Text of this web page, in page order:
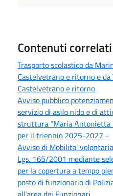
Contenuti correlati
Trasporto scolastico da
Castelvetrano e ritorno e
Castelvetrano e ritorno
Avviso pubblico
servizio di asilo nido e di
struttura “Maria Antonietta
per il triennio 2025-2027 -
Avviso di Mobilita'
Lgs. 165/2001 mediante
per la copertura a tempo
posto di funzionario di